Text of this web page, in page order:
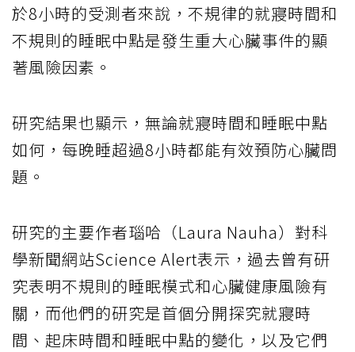
於8小時的受測者來說，不規律的就寢時間和
不規則的睡眠中點是發生重大心臟事件的顯
著風險因素。
研究結果也顯示，無論就寢時間和睡眠中點
如何，每晚睡超過8小時都能有效預防心臟問
題。
研究的主要作者瑙哈（Laura Nauha）對科
學新聞網站Science Alert表示，過去曾有研
究表明不規則的睡眠模式和心臟健康風險有
關，而他們的研究是首個分開探究就寢時
間、起床時間和睡眠中點的變化，以及它們